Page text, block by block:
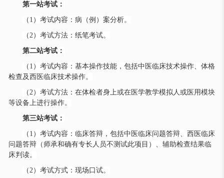
第一站考试：
（ 1）考试内容：病（例）案分析。
（2）考试方法：纸笔考试。
第二站考试：
（ 1）考试内容：基本操作技能，包括中医临床技术操作、体格
检查及西医临床技术操作。
（2）考试方法：在体检者身上或在医学教学模拟人或医用模块
等设备上进行操作。
第三站考试：
（ 1）考试内容：临床答辩，包括中医临床问题答辩、西医临床
问题答辩（师承和确有专长人员不测试此项目）、辅助检查结果临
床判读。
（2）考试方式：现场口试。